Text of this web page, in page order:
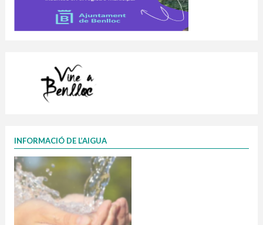
INFORMACIÓ DE L’AIGUA